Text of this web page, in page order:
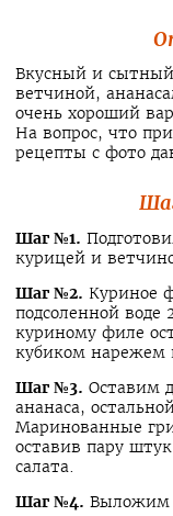
Вкусный и сытный
ветчиной,
очень хороший
На вопрос, что
рецепты с фото
Шаг №1.
курицей и
Шаг №2. Куриное
подсоленной
куриному филе
кубиком нарежем
Шаг №3. Оставим
ананаса,
Маринованные
оставив пару
салата.
Шаг №4. Выложим